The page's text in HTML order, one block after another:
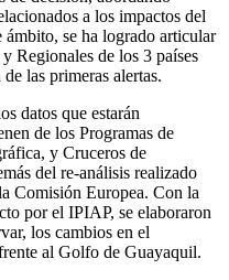
a los impactos del
se ha logrado articular
Regionales de los 3 países
las primeras alertas.
datos que estarán
de los Programas de
y Cruceros de
del re-análisis realizado
Comisión Europea. Con la
por el IPIAP, se elaboraron
los cambios en el
al Golfo de Guayaquil.